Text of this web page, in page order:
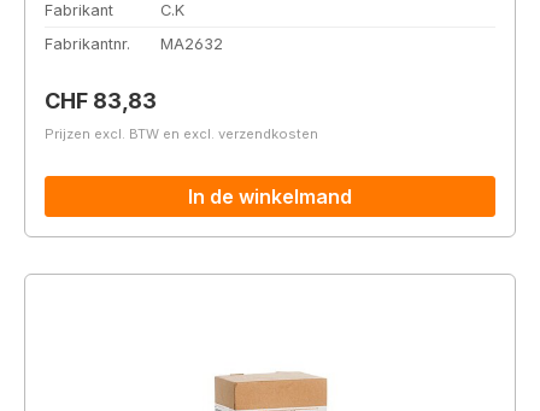
Fabrikant
C.K
Fabrikantnr.
MA2632
Normale prijs:
CHF 83,83
Prijzen excl. BTW en excl. verzendkosten
In de winkelmand